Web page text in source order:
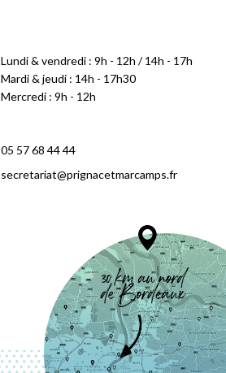
Lundi & vendredi : 9h - 12h / 14h - 17h
Mardi & jeudi : 14h - 17h30
Mercredi : 9h - 12h
05 57 68 44 44
secretariat@prignacetmarcamps.fr